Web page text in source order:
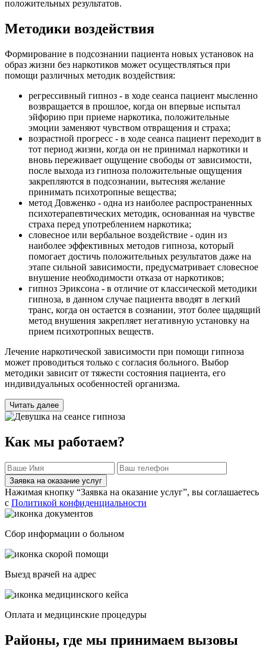
положительных результатов.
Методики воздействия
Формирование в подсознании пациента новых установок на
образ жизни без наркотиков может осуществляться при
помощи различных методик воздействия:
регрессивный гипноз - в ходе сеанса пациент мысленно
возвращается в прошлое, когда он впервые испытал
эйфорию при приеме наркотика, положительные
эмоции заменяют чувством отвращения и страха;
возрастной прогресс - в ходе сеанса пациент переходит в
тот период жизни, когда он не принимал наркотики и
вновь переживает ощущение свободы от зависимости,
после выхода из гипноза положительные ощущения
закрепляются в подсознании, вытесняя желание
принимать психотропные вещества;
метод Довженко - одна из наиболее распространенных
психотерапевтических методик, основанная на чувстве
страха перед употреблением наркотика;
словесное или вербальное воздействие - один из
наиболее эффективных методов гипноза, который
помогает достичь положительных результатов даже на
этапе сильной зависимости, предусматривает словесное
внушение необходимости отказа от наркотиков;
гипноз Эриксона - в отличие от классической методики
гипноза, в данном случае пациента вводят в легкий
транс, когда он остается в сознании, этот более щадящий
метод внушения закрепляет негативную установку на
прием психотропных веществ.
Лечение наркотической зависимости при помощи гипноза
может проводиться только с согласия больного. Выбор
методики зависит от тяжести состояния пациента, его
индивидуальных особенностей организма.
Читать далее
Как мы работаем?
Заявка на оказание услуг
Нажимая кнопку “Заявка на оказание услуг”, вы соглашаетесь
с Политикой конфиденциальности
Сбор информации о больном
Выезд врачей на адрес
Оплата и медицинские процедуры
Районы, где мы принимаем вызовы